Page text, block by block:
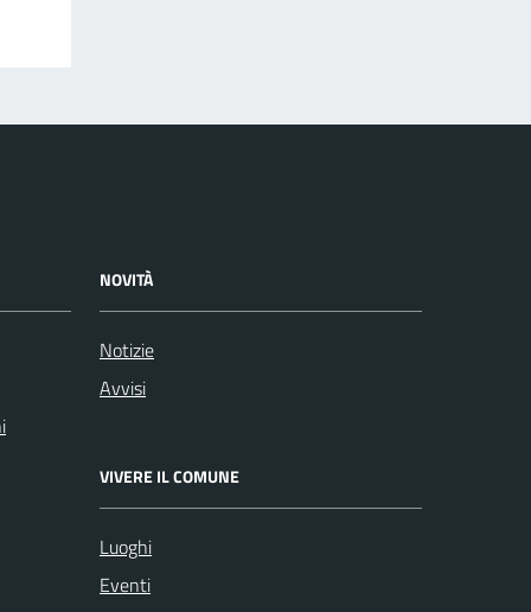
NOVITÀ
Notizie
Avvisi
VIVERE IL COMUNE
Luoghi
Eventi